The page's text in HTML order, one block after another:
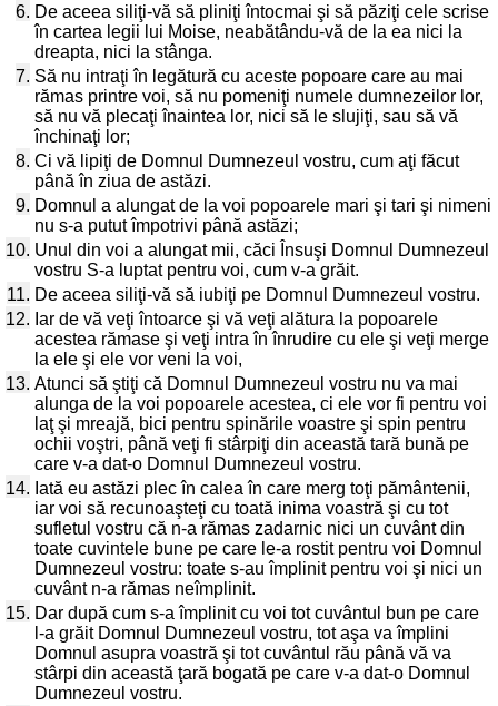
6. De aceea siliţi-vă să pliniţi întocmai şi să păziţi cele scrise
în cartea legii lui Moise, neabătându-vă de la ea nici la
dreapta, nici la stânga.
7. Să nu intraţi în legătură cu aceste popoare care au mai
rămas printre voi, să nu pomeniţi numele dumnezeilor lor,
să nu vă plecaţi înaintea lor, nici să le slujiţi, sau să vă
închinaţi lor;
8. Ci vă lipiţi de Domnul Dumnezeul vostru, cum aţi făcut
până în ziua de astăzi.
9. Domnul a alungat de la voi popoarele mari şi tari şi nimeni
nu s-a putut împotrivi până astăzi;
10. Unul din voi a alungat mii, căci Însuşi Domnul Dumnezeul
vostru S-a luptat pentru voi, cum v-a grăit.
11. De aceea siliţi-vă să iubiţi pe Domnul Dumnezeul vostru.
12. Iar de vă veţi întoarce şi vă veţi alătura la popoarele
acestea rămase şi veţi intra în înrudire cu ele şi veţi merge
la ele şi ele vor veni la voi,
13. Atunci să ştiţi că Domnul Dumnezeul vostru nu va mai
alunga de la voi popoarele acestea, ci ele vor fi pentru voi
laţ şi mreajă, bici pentru spinările voastre şi spin pentru
ochii voştri, până veţi fi stârpiţi din această tară bună pe
care v-a dat-o Domnul Dumnezeul vostru.
14. Iată eu astăzi plec în calea în care merg toţi pământenii,
iar voi să recunoaşteţi cu toată inima voastră şi cu tot
sufletul vostru că n-a rămas zadarnic nici un cuvânt din
toate cuvintele bune pe care le-a rostit pentru voi Domnul
Dumnezeul vostru: toate s-au împlinit pentru voi şi nici un
cuvânt n-a rămas neîmplinit.
15. Dar după cum s-a împlinit cu voi tot cuvântul bun pe care
l-a grăit Domnul Dumnezeul vostru, tot aşa va împlini
Domnul asupra voastră şi tot cuvântul rău până vă va
stârpi din această ţară bogată pe care v-a dat-o Domnul
Dumnezeul vostru.